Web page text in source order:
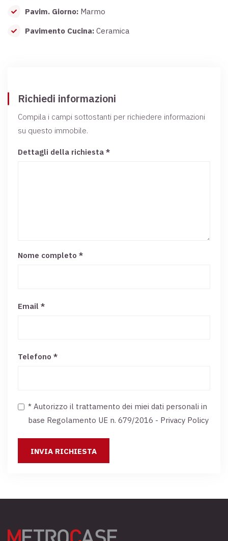
Pavim. Giorno: Marmo
Pavimento Cucina: Ceramica
Richiedi informazioni
Compila i campi sottostanti per richiedere informazioni
su questo immobile.
Dettagli della richiesta *
Nome completo *
Email *
Telefono *
* Autorizzo il trattamento dei miei dati personali in
base Regolamento UE n. 679/2016 - Privacy Policy